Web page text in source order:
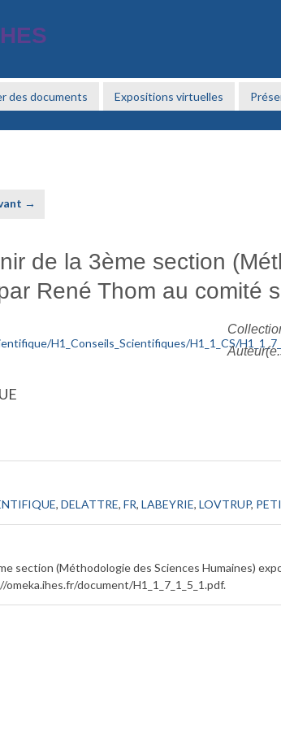
des documents Expositions virtuelles
→
de la 3ème section
René Thom au comité
,DELATTRE,FR,LABEYRIE,LOVTRUP,
section (Méthodologie des Sciences Humaines)
document/H1_1_7_1_5_1.pdf.